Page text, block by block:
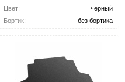
Цвет:
черный
Бортик:
без бортика